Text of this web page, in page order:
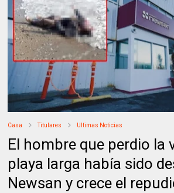
Casa Titulares Ultimas Noticias
El hombre que perdio la
playa larga había sido
Newsan y crece el